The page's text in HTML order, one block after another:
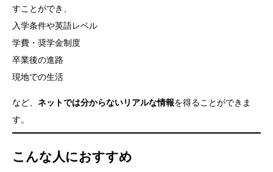
すことができ、
入学条件や英語レベル
学費・奨学金制度
卒業後の進路
現地での生活
など、 ネットでは分からないリアルな情報を得ることができま
す。
こんな人におすすめ